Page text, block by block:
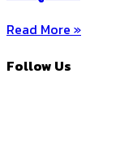
Read More »
Follow Us